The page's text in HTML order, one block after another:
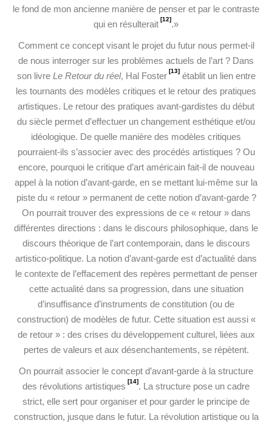
le fond de mon ancienne manière de penser et par le contraste
qui en résulterait [12].»
Comment ce concept visant le projet du futur nous permet-il
de nous interroger sur les problèmes actuels de l’art ? Dans
son livre Le Retour du réel, Hal Foster [13]établit un lien entre
les tournants des modèles critiques et le retour des pratiques
artistiques. Le retour des pratiques avant-gardistes du début
du siècle permet d’effectuer un changement esthétique et/ou
idéologique. De quelle manière des modèles critiques
pourraient-ils s’associer avec des procédés artistiques ? Ou
encore, pourquoi le critique d’art américain fait-il de nouveau
appel à la notion d’avant-garde, en se mettant lui-même sur la
piste du « retour » permanent de cette notion d’avant-garde ?
On pourrait trouver des expressions de ce « retour » dans
différentes directions : dans le discours philosophique, dans le
discours théorique de l’art contemporain, dans le discours
artistico-politique. La notion d’avant-garde est d’actualité dans
le contexte de l’effacement des repères permettant de penser
cette actualité dans sa progression, dans une situation
d’insuffisance d’instruments de constitution (ou de
construction) de modèles de futur. Cette situation est aussi «
de retour » : des crises du développement culturel, liées aux
pertes de valeurs et aux désenchantements, se répètent.
On pourrait associer le concept d’avant-garde à la structure
des révolutions artistiques [14]. La structure pose un cadre
strict, elle sert pour organiser et pour garder le principe de
construction, jusque dans le futur. La révolution artistique ou la